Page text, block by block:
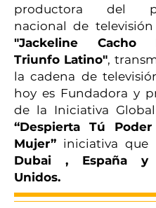
productora del
nacional de televisión
"Jackeline Cacho
Triunfo Latino",
la cadena de
hoy es Fundadora y
de la Iniciativa Global
“Despierta Tú
Mujer” iniciativa que
Dubai , España y
Unidos.